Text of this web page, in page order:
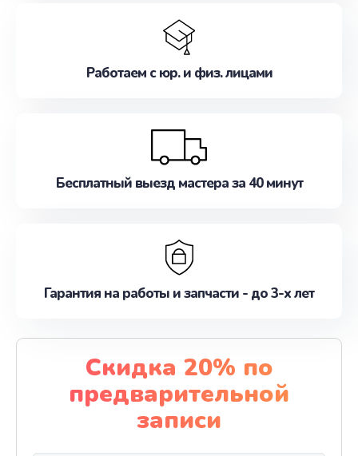
Работаем с юр. и физ. лицами
Бесплатный выезд мастера за 40 минут
Гарантия на работы и запчасти - до 3-х лет
Скидка 20% по
предварительной
записи